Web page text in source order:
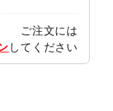
ご注文には
してください